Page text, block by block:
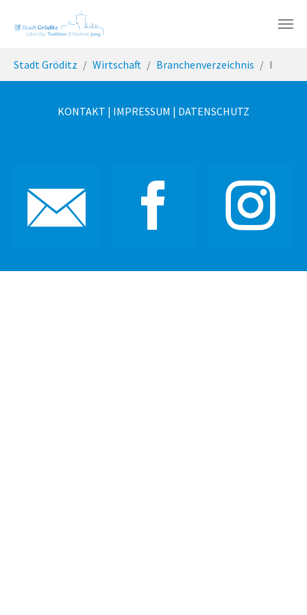
Skip to main content
Stadt Gröditz Wirtschaft Branchenverzeichnis I
KONTAKT | IMPRESSUM | DATENSCHUTZ